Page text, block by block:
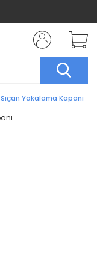
Sıçan Yakalama Kapanı